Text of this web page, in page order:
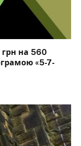
на 560
«5-7-